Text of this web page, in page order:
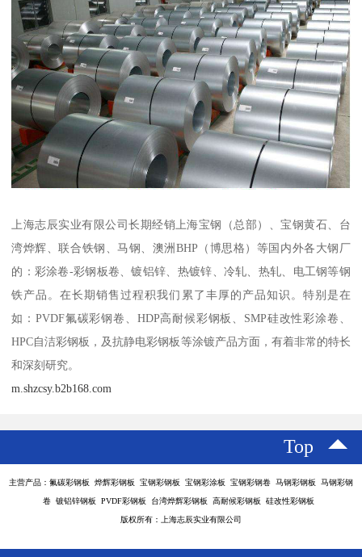
上海志辰实业有限公司长期经销上海宝钢（总部）、宝钢黄石、台
湾烨辉、联合铁钢、马钢、澳洲BHP（博思格）等国内外各大钢厂
的：彩涂卷-彩钢板卷、镀铝锌、热镀锌、冷轧、热轧、电工钢等钢
铁产品。在长期销售过程积我们累了丰厚的产品知识。特别是在
如：PVDF氟碳彩钢卷、HDP高耐候彩钢板、SMP硅改性彩涂卷、
HPC自洁彩钢板，及抗静电彩钢板等涂镀产品方面，有着非常的特长
和深刻研究。
m.shzcsy.b2b168.com
Top
主营产品：氟碳彩钢板 烨辉彩钢板 宝钢彩钢板 宝钢彩涂板 宝钢彩钢卷 马钢彩钢板 马钢彩钢
卷 镀铝锌钢板 PVDF彩钢板 台湾烨辉彩钢板 高耐候彩钢板 硅改性彩钢板
版权所有：上海志辰实业有限公司